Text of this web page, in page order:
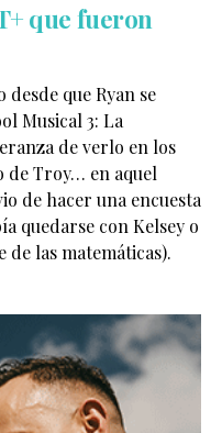
que fueron
que Ryan se
Musical 3: La
de verlo en los
de Troy… en aquel
de hacer una encuesta
quedarse con Kelsey o
las matemáticas).